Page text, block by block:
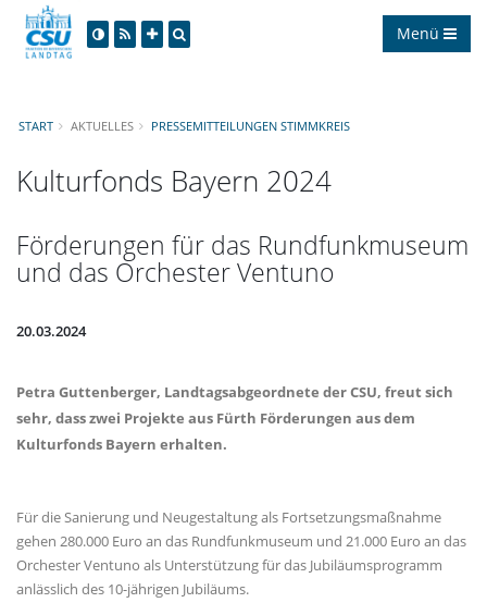
Menü
START AKTUELLES PRESSEMITTEILUNGEN STIMMKREIS
Kulturfonds Bayern 2024
Förderungen für das Rundfunkmuseum
und das Orchester Ventuno
20.03.2024
Petra Guttenberger, Landtagsabgeordnete der CSU, freut sich
sehr, dass zwei Projekte aus Fürth Förderungen aus dem
Kulturfonds Bayern erhalten.
Für die Sanierung und Neugestaltung als Fortsetzungsmaßnahme
gehen 280.000 Euro an das Rundfunkmuseum und 21.000 Euro an das
Orchester Ventuno als Unterstützung für das Jubiläumsprogramm
anlässlich des 10-jährigen Jubiläums.